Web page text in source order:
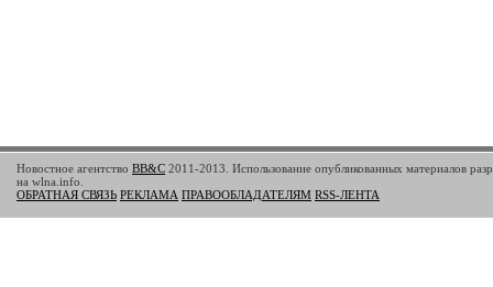
Новостное агентство BB&C 2011-2013. Использование опубликованных материалов
на wlna.info.
ОБРАТНАЯ СВЯЗЬ РЕКЛАМА ПРАВООБЛАДАТЕЛЯМ RSS-ЛЕНТА